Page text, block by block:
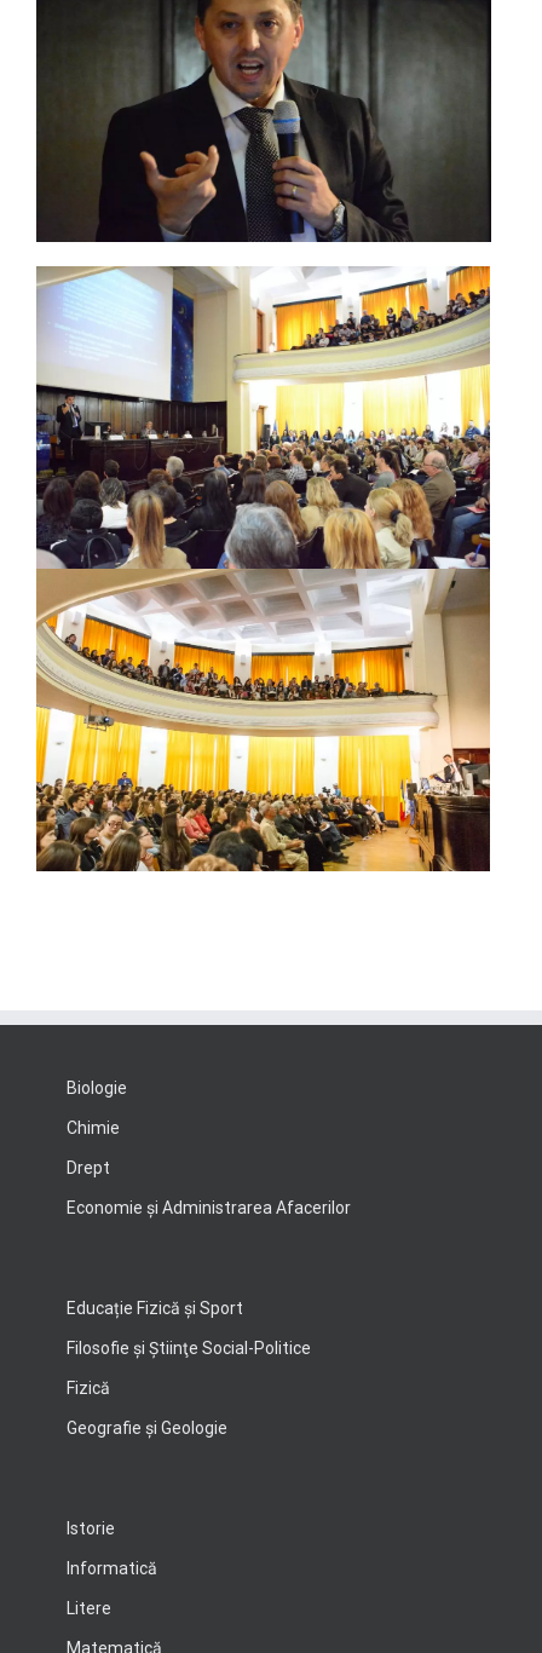
Biologie
Chimie
Drept
Economie şi Administrarea Afacerilor
Educație Fizică și Sport
Filosofie şi Ştiinţe Social-Politice
Fizică
Geografie şi Geologie
Istorie
Informatică
Litere
Matematică